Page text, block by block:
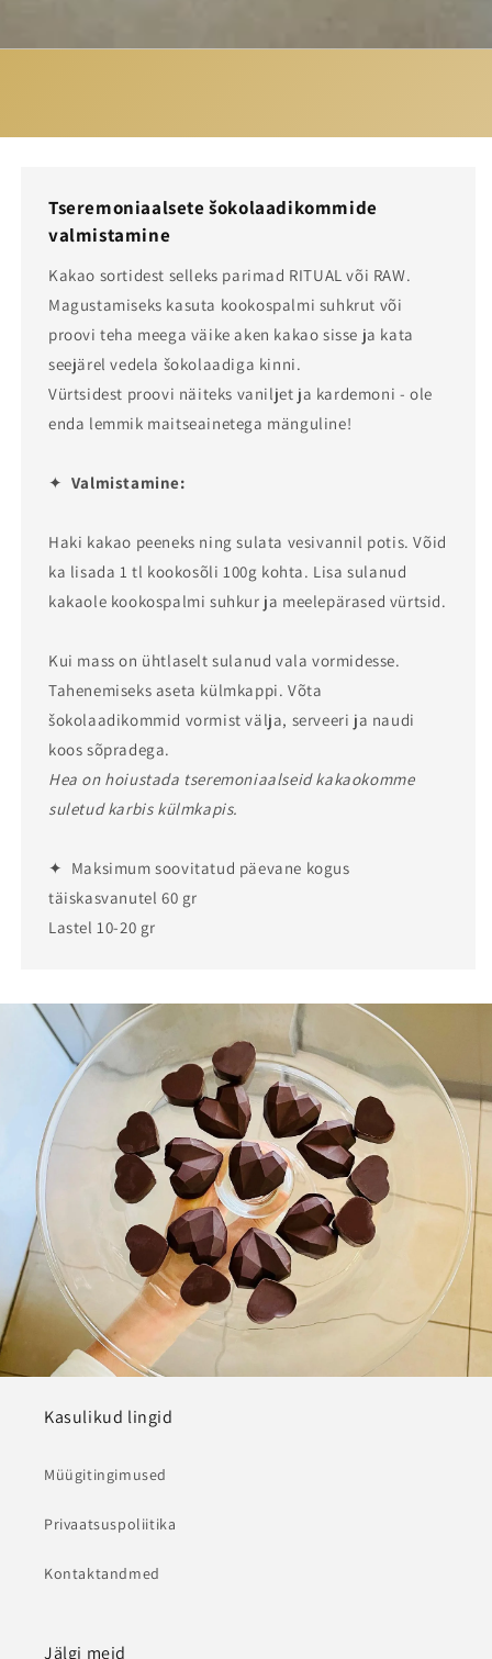
Tseremoniaalsete šokolaadikommide
valmistamine
Kakao sortidest selleks parimad RITUAL või RAW.
Magustamiseks kasuta kookospalmi suhkrut või
proovi teha meega väike aken kakao sisse ja kata
seejärel vedela šokolaadiga kinni.
Vürtsidest proovi näiteks vaniljet ja kardemoni - ole
enda lemmik maitseainetega mänguline!
✦ Valmistamine:
Haki kakao peeneks ning sulata vesivannil potis. Võid
ka lisada 1 tl kookosõli 100g kohta. Lisa sulanud
kakaole kookospalmi suhkur ja meelepärased vürtsid.
Kui mass on ühtlaselt sulanud vala vormidesse.
Tahenemiseks aseta külmkappi. Võta
šokolaadikommid vormist välja, serveeri ja naudi
koos sõpradega.
Hea on hoiustada tseremoniaalseid kakaokomme
suletud karbis külmkapis.
✦ Maksimum soovitatud päevane kogus
täiskasvanutel 60 gr
Lastel 10-20 gr
Kasulikud lingid
Müügitingimused
Privaatsuspoliitika
Kontaktandmed
Jälgi meid